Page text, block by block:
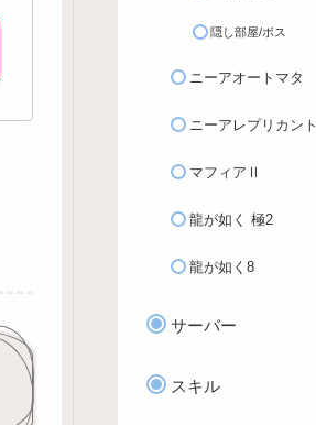
隠し部屋/ボス
ニーアオートマタ
ニーアレプリカント
マフィアⅡ
龍が如く 極2
龍が如く8
サーバー
スキル